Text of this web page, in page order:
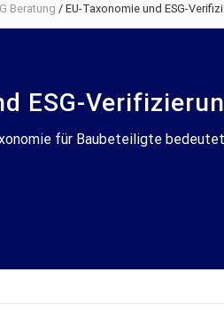
Beratung / EU-Taxonomie und ESG-
ESG-
für Baubeteiligte